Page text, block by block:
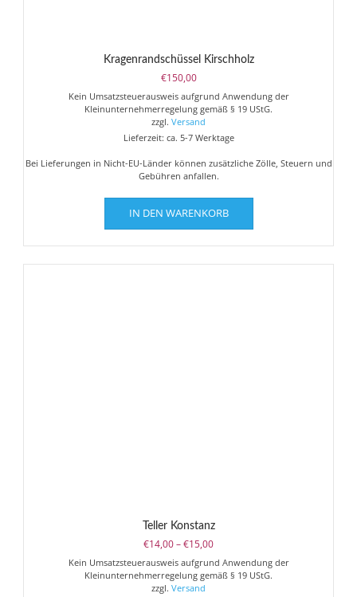
Kragenrandschüssel Kirschholz
€150,00
Kein Umsatzsteuerausweis aufgrund Anwendung der
Kleinunternehmerregelung gemäß § 19 UStG.
zzgl. Versand
Lieferzeit: ca. 5-7 Werktage
Bei Lieferungen in Nicht-EU-Länder können zusätzliche Zölle, Steuern und
Gebühren anfallen.
IN DEN WARENKORB
Teller Konstanz
€14,00–€15,00Preisspanne:
€14,00
bis
Kein Umsatzsteuerausweis aufgrund Anwendung der
Kleinunternehmerregelung gemäß § 19 UStG.
zzgl. Versand